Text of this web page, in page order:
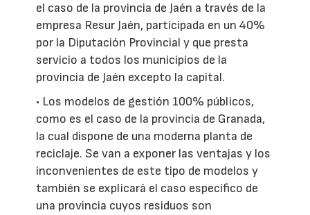
el caso de la provincia de Jaén a través de la
empresa Resur Jaén, participada en un 40%
por la Diputación Provincial y que presta
servicio a todos los municipios de la
provincia de Jaén excepto la capital.
• Los modelos de gestión 100% públicos,
como es el caso de la provincia de Granada,
la cual dispone de una moderna planta de
reciclaje. Se van a exponer las ventajas y los
inconvenientes de este tipo de modelos y
también se explicará el caso específico de
una provincia cuyos residuos son